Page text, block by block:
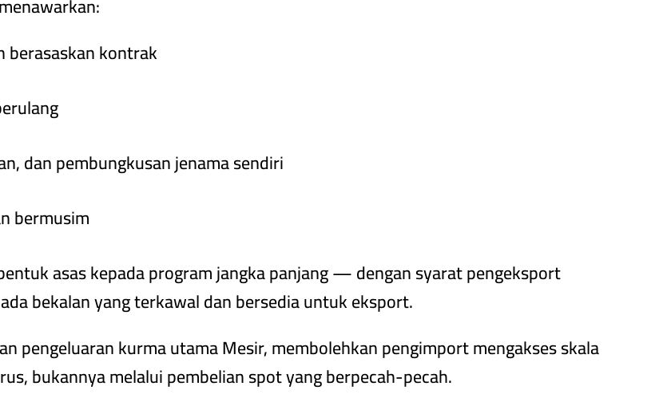
berasaskan kontrak
dan pembungkusan jenama sendiri
bermusim
asas kepada program jangka panjang — dengan syarat pengeksport
bekalan yang terkawal dan bersedia untuk eksport.
pengeluaran kurma utama Mesir, membolehkan pengimport mengakses skala
bukannya melalui pembelian spot yang berpecah-pecah.